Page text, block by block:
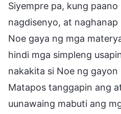
Siyempre pa, kung
nagdisenyo, at naghanap
Noe gaya ng mga
hindi mga simpleng
nakakita si Noe ng
Matapos tanggapin ang
uunawaing mabuti ang